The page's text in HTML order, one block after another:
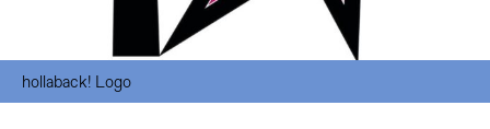
hollaback! Logo